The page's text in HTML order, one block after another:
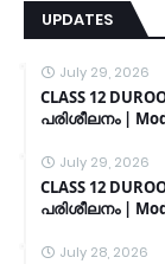
UPDATES
July 29, 2026
CLASS 12
പരിശീലനം |
July 29, 2026
CLASS 12
പരിശീലനം |
July 28, 2026